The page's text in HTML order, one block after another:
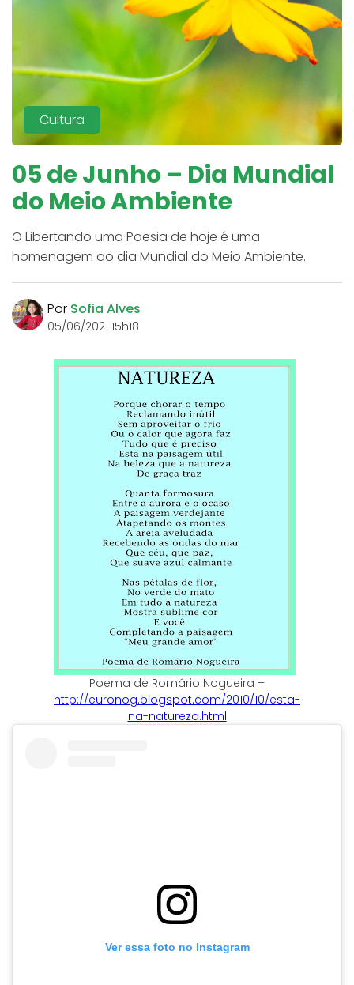
Cultura
05 de Junho – Dia Mundial
do Meio Ambiente
O Libertando uma Poesia de hoje é uma
homenagem ao dia Mundial do Meio Ambiente.
Por Sofia Alves
05/06/2021 15h18
Poema de Romário Nogueira –
http://euronog.blogspot.com/2010/10/esta-
na-natureza.html
Ver essa foto no Instagram